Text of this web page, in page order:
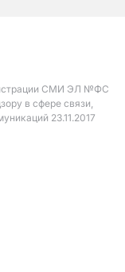
СМИ ЭЛ №ФС
в сфере связи,
23.11.2017